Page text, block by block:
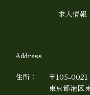
求人情報
Address
住所：
〒105-0021
東京都港区